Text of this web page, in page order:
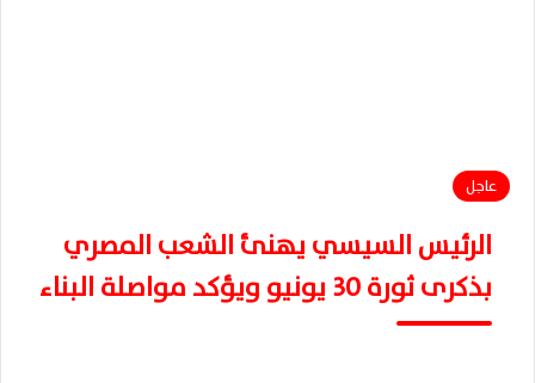
عاجل
الرئيس السيسي يهنئ الشعب المصري
بذكرى ثورة 30 يونيو ويؤكد مواصلة البناء